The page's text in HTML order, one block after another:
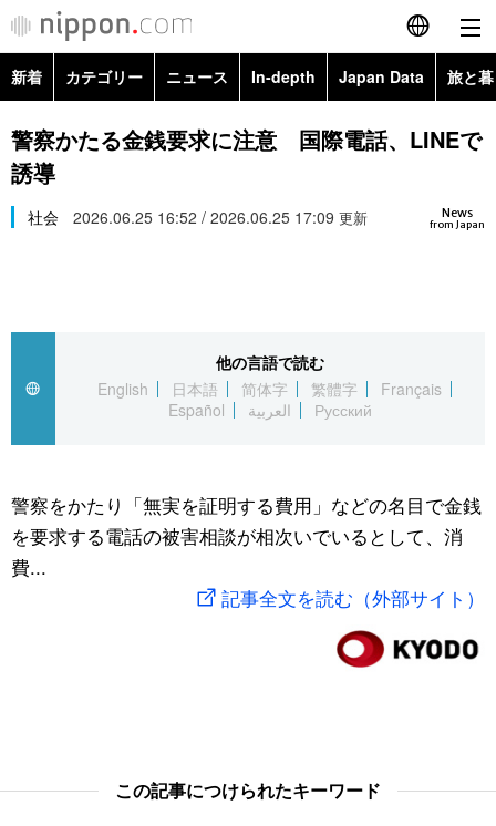
English
简体字
Русский
カテゴリー
経済・ビジネス
国際
文化
トップ
アーカイブ
In-depth
Japan Data
動画/Live
新着 カテゴリー ニュース In-depth Japan Data 旅と
政治・外交
経済・ビジネス
スポーツ・東京2020
Topics
警察かたる金銭要求に注意 国際電話、LINEで
誘導
News
from Japan
社会 2026.06.25 16:52 / 2026.06.25 17:09 更新
他の言語で読む
English
日本語 简体字 繁體字
Français
Español
العربية Русский
警察をかたり「無実を証明する費用」などの名目で金銭
を要求する電話の被害相談が相次いでいるとして、消
費...
記事全文を読む（外部サイト）
この記事につけられたキーワード